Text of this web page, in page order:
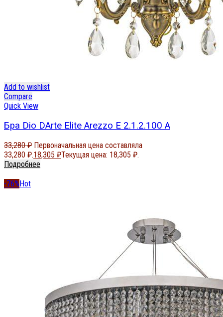
Add to wishlist
Compare
Quick View
Бра Dio DArte Elite Arezzo E 2.1.2.100 A
33,280₽ Первоначальная цена составляла
33,280 ₽.18,305 ₽Текущая цена: 18,305 ₽.
Подробнее
-76%Hot